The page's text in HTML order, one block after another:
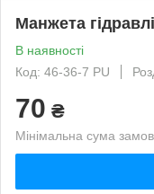
Манжета
В наявності
Код: 46-36-7 PU
70 ₴
Мінімальна сума